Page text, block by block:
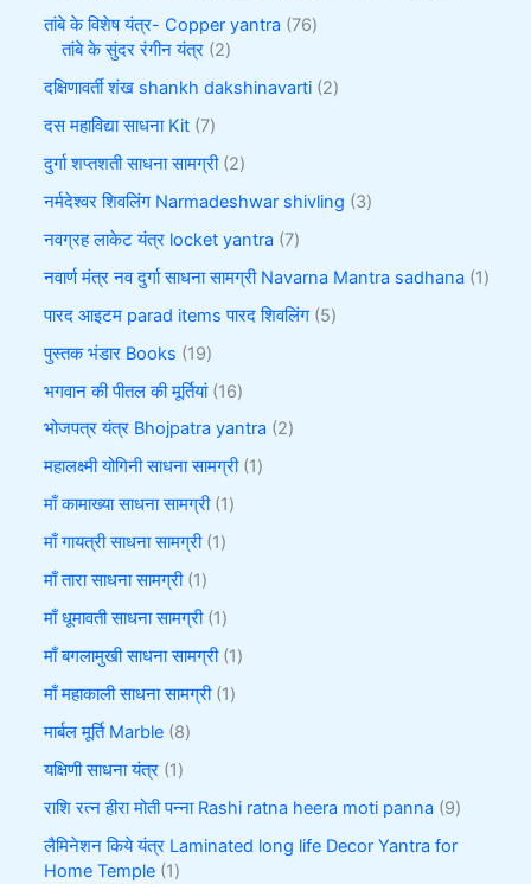
तांबे के विशेष यंत्र- Copper yantra 76
तांबे के सुंदर रंगीन यंत्र 2
दक्षिणावर्ती शंख shankh dakshinavarti 2
दस महाविद्या साधना Kit 7
दुर्गा शप्तशती साधना सामग्री 2
नर्मदेश्वर शिवलिंग Narmadeshwar shivling 3
नवग्रह लाकेट यंत्र locket yantra 7
नवार्ण मंत्र नव दुर्गा साधना सामग्री Navarna Mantra sadhana 1
पारद आइटम parad items पारद शिवलिंग 5
पुस्तक भंडार Books 19
भगवान की पीतल की मूर्तियां 16
भोजपत्र यंत्र Bhojpatra yantra 2
महालक्ष्मी योगिनी साधना सामग्री 1
माँ कामाख्या साधना सामग्री 1
माँ गायत्री साधना सामग्री 1
माँ तारा साधना सामग्री 1
माँ धूमावती साधना सामग्री 1
माँ बगलामुखी साधना सामग्री 1
माँ महाकाली साधना सामग्री 1
मार्बल मूर्ति Marble 8
यक्षिणी साधना यंत्र 1
राशि रत्न हीरा मोती पन्ना Rashi ratna heera moti panna 9
लैमिनेशन किये यंत्र Laminated long life Decor Yantra for
Home Temple 1